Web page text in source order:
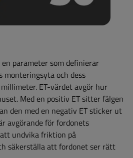
parameter som definierar
monteringsyta och dess
ET-värdet avgör hur
Med en positiv ET sitter fälgen
den med en negativ ET sticker ut
avgörande för fordonets
undvika friktion på
säkerställa att fordonet ser rätt